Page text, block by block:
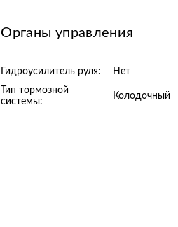
Органы управления
Гидроусилитель руля:
Нет
Тип тормозной
системы:
Колодочный